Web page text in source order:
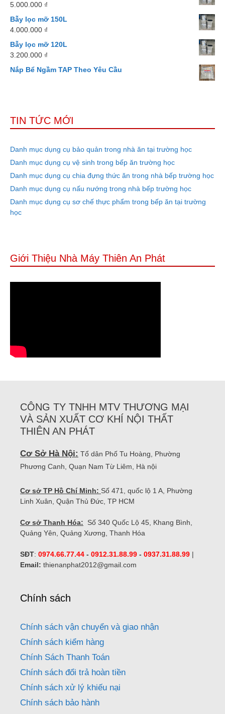
5.000.000 ₫
Bẫy lọc mỡ 150L
4.000.000 ₫
Bẫy lọc mỡ 120L
3.200.000 ₫
Nắp Bể Ngầm TAP Theo Yêu Cầu
TIN TỨC MỚI
Danh mục dụng cụ bảo quản trong nhà ăn tại trường học
Danh mục dụng cụ vệ sinh trong bếp ăn trường học
Danh mục dụng cụ chia đựng thức ăn trong nhà bếp trường học
Danh mục dụng cụ nấu nướng trong nhà bếp trường học
Danh mục dụng cụ sơ chế thực phẩm trong bếp ăn tại trường
học
Giới Thiệu Nhà Máy Thiên An Phát
CÔNG TY TNHH MTV THƯƠNG MẠI
VÀ SẢN XUẤT CƠ KHÍ NỘI THẤT
THIÊN AN PHÁT
Cơ Sở Hà Nội: Tổ dân Phố Tu Hoàng, Phường
Phương Canh, Quạn Nam Từ Liêm, Hà nội
Cơ sở TP Hồ Chí Minh: Số 471, quốc lộ 1 A, Phường
Linh Xuân, Quận Thủ Đức, TP HCM
Cơ sở Thanh Hóa: Số 340 Quốc Lộ 45, Khang Bình,
Quảng Yên, Quảng Xương, Thanh Hóa
SĐT: 0974.66.77.44 - 0912.31.88.99 - 0937.31.88.99 |
Email: thienanphat2012@gmail.com
Chính sách
Chính sách vận chuyển và giao nhận
Chính sách kiểm hàng
Chính Sách Thanh Toán
Chính sách đổi trả hoàn tiền
Chính sách xử lý khiếu nại
Chính sách bảo hành